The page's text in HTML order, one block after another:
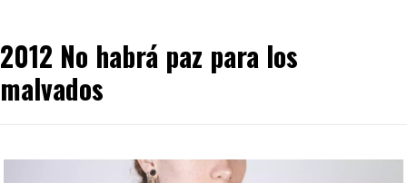
2012 No habrá paz para los
malvados